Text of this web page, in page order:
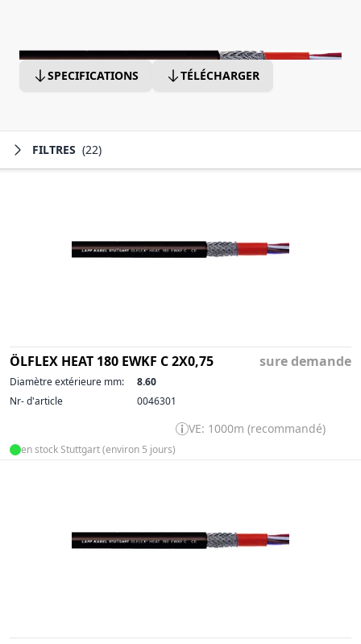
SPECIFICATIONS TÉLÉCHARGER
FILTRES (22)
ÖLFLEX HEAT 180 EWKF C 2X0,75 sure demande
Diamètre extérieure mm:
8.60
Nr- d'article
0046301
VE: 1000m (recommandé)
en stock Stuttgart (environ 5 jours)